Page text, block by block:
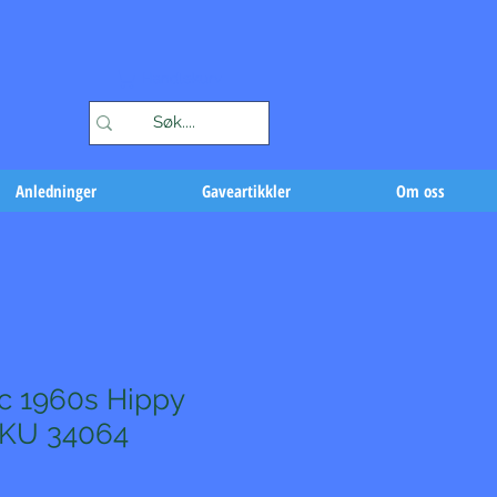
Anledninger Gaveartikkler Om oss
1960s Hippy
34064